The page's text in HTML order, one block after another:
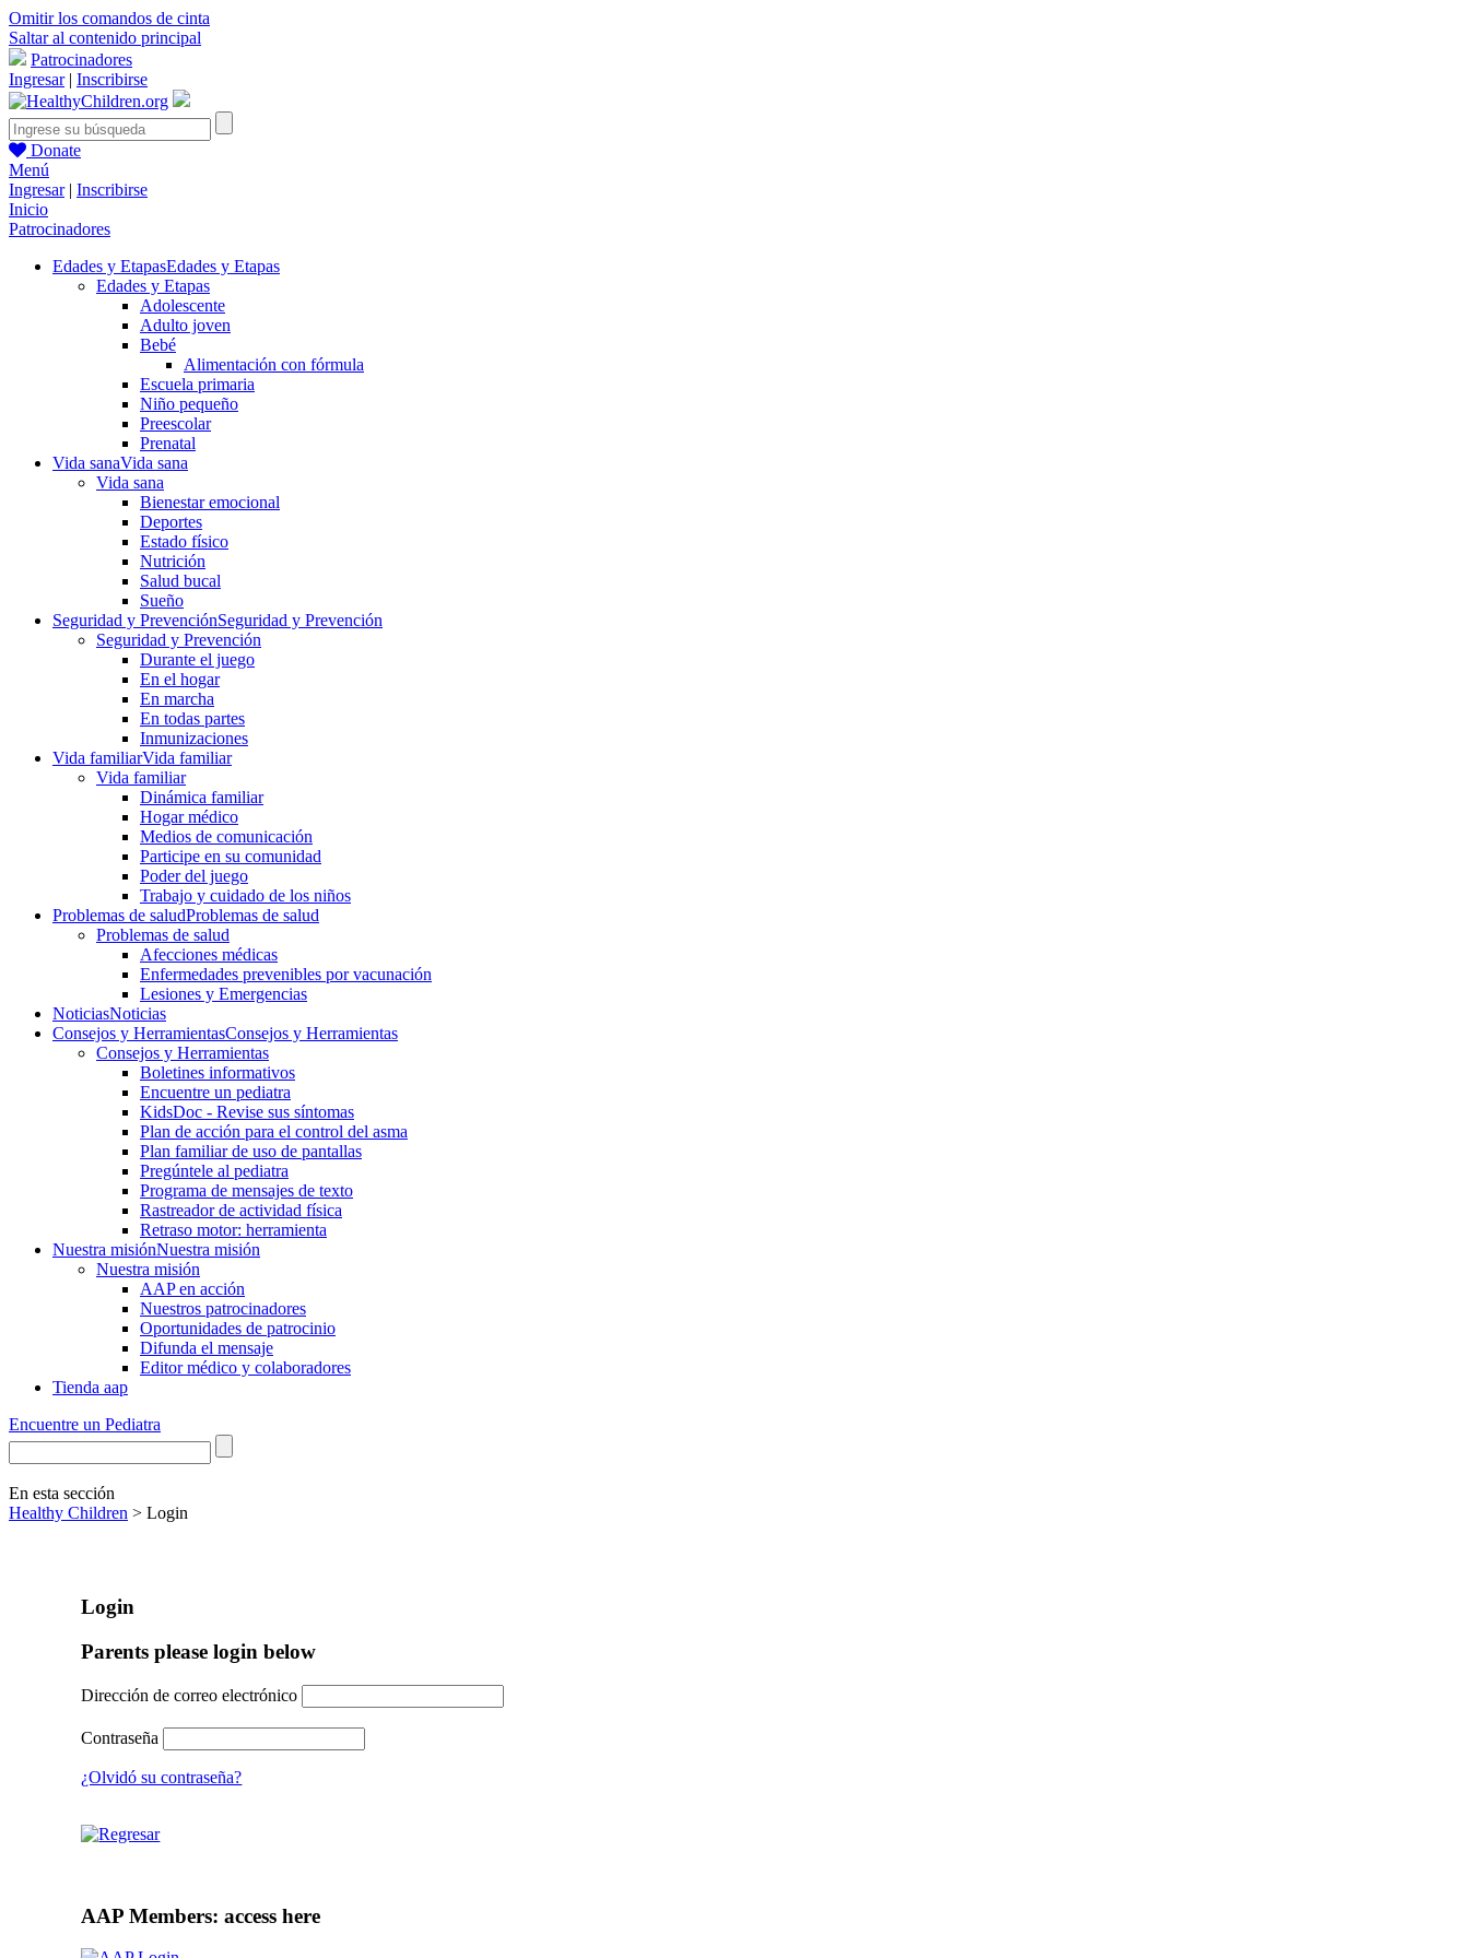
Omitir los comandos de cinta
Saltar al contenido principal
Patrocinadores
Ingresar| Inscribirse
Donate
Menú
Ingresar| Inscribirse
Inicio
Patrocinadores
Edades y EtapasEdades y Etapas
Edades y Etapas
Adolescente
Adulto joven
Bebé
Alimentación con fórmula
Escuela primaria
Niño pequeño
Preescolar
Prenatal
Vida sanaVida sana
Vida sana
Bienestar emocional
Deportes
Estado físico
Nutrición
Salud bucal
Sueño
Seguridad y PrevenciónSeguridad y Prevención
Seguridad y Prevención
Durante el juego
En el hogar
En marcha
En todas partes
Inmunizaciones
Vida familiarVida familiar
Vida familiar
Dinámica familiar
Hogar médico
Medios de comunicación
Participe en su comunidad
Poder del juego
Trabajo y cuidado de los niños
Problemas de saludProblemas de salud
Problemas de salud
Afecciones médicas
Enfermedades prevenibles por vacunación
Lesiones y Emergencias
NoticiasNoticias
Consejos y HerramientasConsejos y Herramientas
Consejos y Herramientas
Boletines informativos
Encuentre un pediatra
KidsDoc - Revise sus síntomas
Plan de acción para el control del asma
Plan familiar de uso de pantallas
Pregúntele al pediatra
Programa de mensajes de texto
Rastre​​ador de activida​d física
Retraso motor: herramienta
Nuestra misiónNuestra misión
Nuestra misión
AAP en acción
Nuestros patrocinadores
Oportunidades de patrocinio
Difunda el mensaje
Editor médico y colaboradores
Tienda aap
Encuentre un Pediatra
En esta sección
Healthy Children > Login
Login
Parents please login below
Dirección de correo electrónico
Contraseña
¿Olvidó su contraseña?
AAP Members: access here